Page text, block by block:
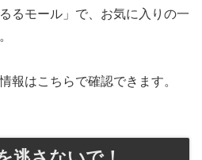
るモール」で、お気に入りの一
報はこちらで確認できます。